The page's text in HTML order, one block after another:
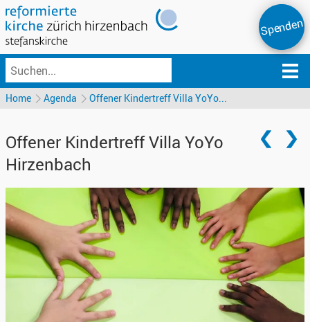
Spenden
Home Agenda Offener Kindertreff Villa YoYo...
Offener Kindertreff Villa YoYo
Hirzenbach